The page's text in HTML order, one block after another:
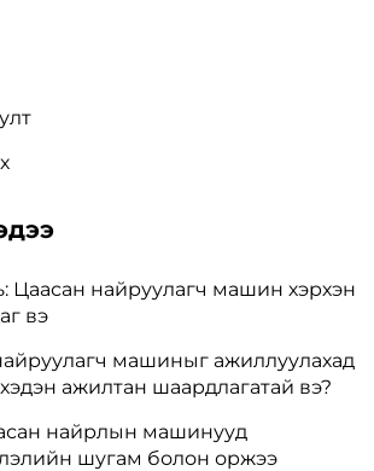
Цаасан найруулагч машин хэрхэн
вэ
машиныг ажиллуулахад
ажилтан шаардлагатай вэ?
найрлын машинууд
шугам болон оржээ